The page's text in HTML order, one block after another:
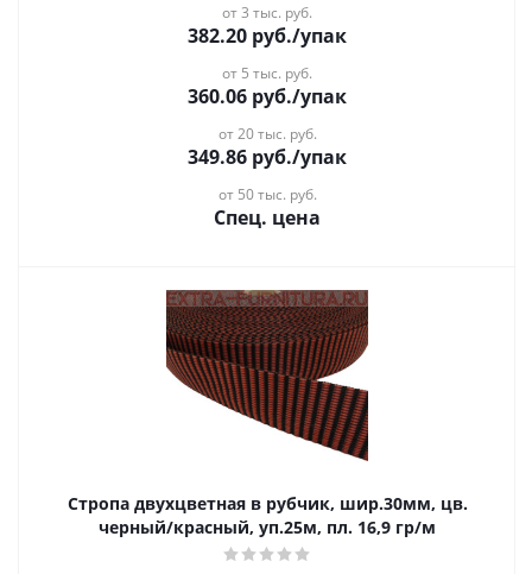
от 3 тыс. руб.
382.20 руб./упак
от 5 тыс. руб.
360.06 руб./упак
от 20 тыс. руб.
349.86 руб./упак
от 50 тыс. руб.
Спец. цена
Стропа двухцветная в рубчик, шир.30мм, цв.
черный/красный, уп.25м, пл. 16,9 гр/м